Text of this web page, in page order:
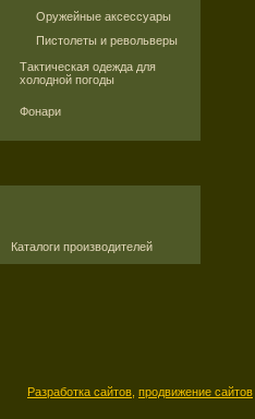
Оружейные аксессуары
Пистолеты и револьверы
Тактическая одежда для
холодной погоды
Фонари
Каталоги производителей
Разработка сайтов, продвижение сайтов